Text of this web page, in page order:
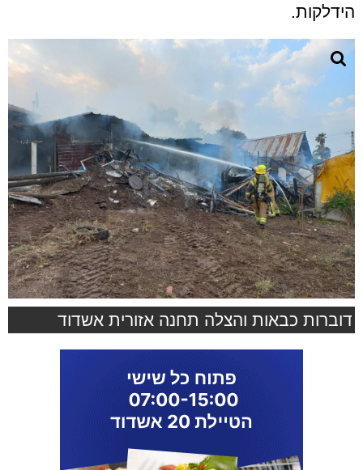
הידלקות.
דוברות כבאות והצלה תחנה אזורית אשדוד